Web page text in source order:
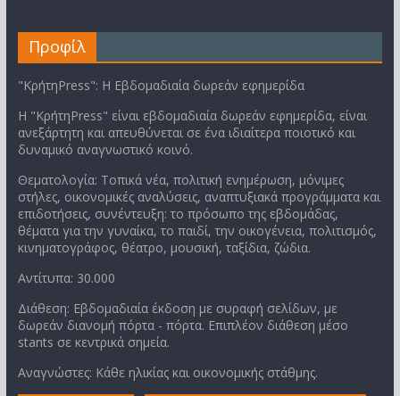
Προφίλ
"ΚρήτηPress": Η Εβδομαδιαία δωρεάν εφημερίδα
Η "ΚρήτηPress" είναι εβδομαδιαία δωρεάν εφημερίδα, είναι
ανεξάρτητη και απευθύνεται σε ένα ιδιαίτερα ποιοτικό και
δυναμικό αναγνωστικό κοινό.
Θεματολογία: Τοπικά νέα, πολιτική ενημέρωση, μόνιμες
στήλες, οικονομικές αναλύσεις, αναπτυξιακά προγράμματα και
επιδοτήσεις, συνέντευξη: το πρόσωπο της εβδομάδας,
θέματα για την γυναίκα, το παιδί, την οικογένεια, πολιτισμός,
κινηματογράφος, θέατρο, μουσική, ταξίδια, ζώδια.
Αντίτυπα: 30.000
Διάθεση: Εβδομαδιαία έκδοση με συραφή σελίδων, με
δωρεάν διανομή πόρτα - πόρτα. Επιπλέον διάθεση μέσο
stants σε κεντρικά σημεία.
Αναγνώστες: Κάθε ηλικίας και οικονομικής στάθμης.